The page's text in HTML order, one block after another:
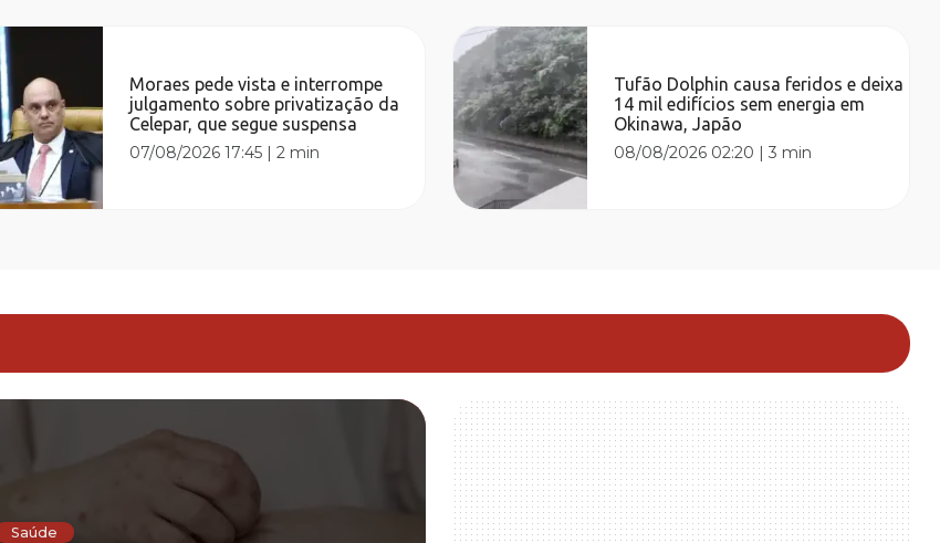
Moraes pede vista e interrompe
julgamento sobre privatização da
Celepar, que segue suspensa
07/08/2026 17:45 |2 min
Tufão Dolphin causa feridos e deixa
14 mil edifícios sem energia em
Okinawa, Japão
08/08/2026 02:20 |3 min
Saúde